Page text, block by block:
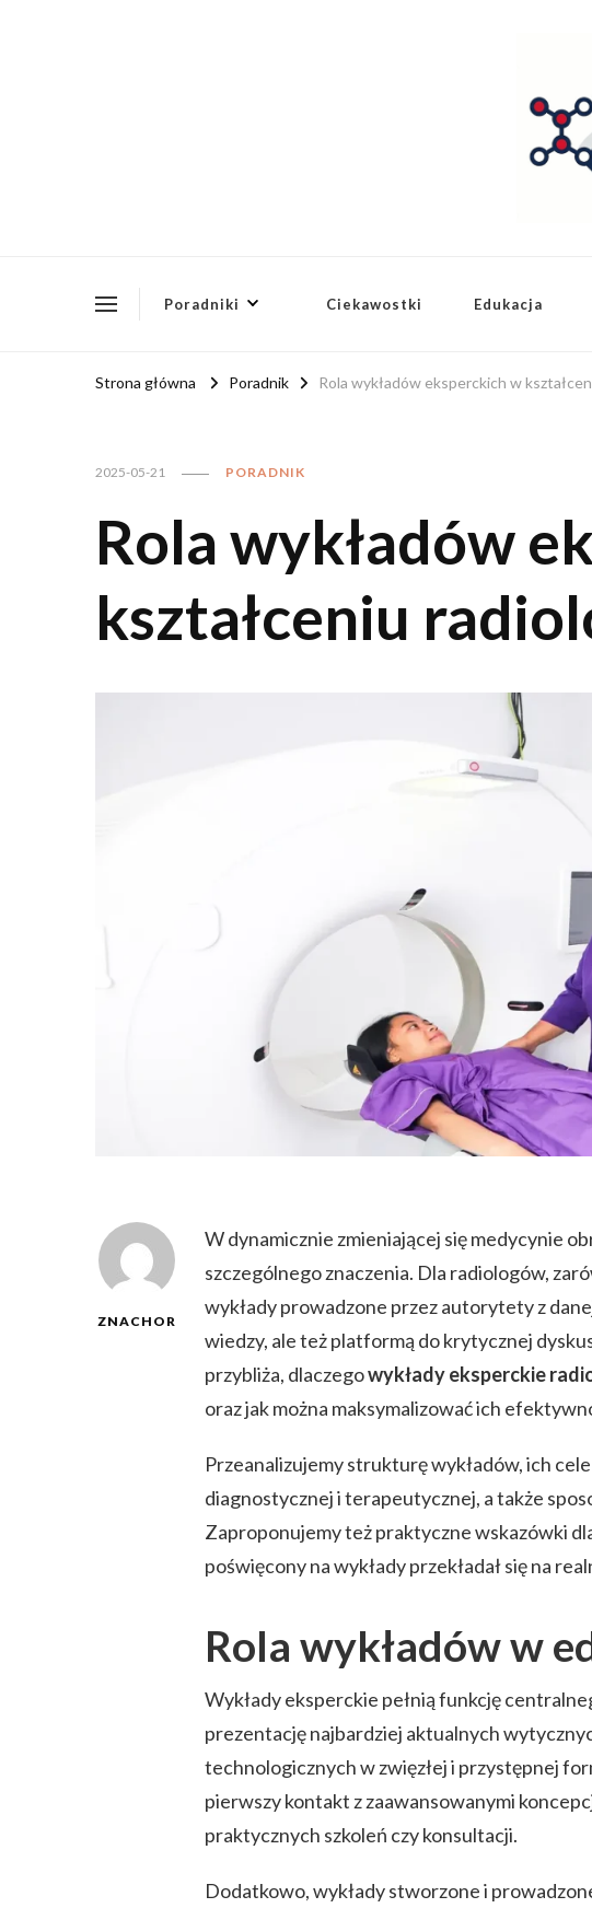
Poradniki Ciekawostki Edukacja
Strona główna Poradnik Rola wykładów eksperckich w
2025-05-21 PORADNIK
Rola wykładów
kształceniu
ZNACHOR
W dynamicznie zmieniającej się medycynie
szczególnego znaczenia. Dla radiologów,
wykłady prowadzone przez autorytety z
wiedzy, ale też platformą do krytycznej
przybliża, dlaczegowykłady eksperckie
oraz jak można maksymalizować ich
Przeanalizujemy strukturę wykładów, ich
diagnostycznej i terapeutycznej, a także
Zaproponujemy też praktyczne wskazówki
poświęcony na wykłady przekładał się na
Rola wykładów w
Wykłady eksperckie pełnią funkcję
prezentację najbardziej aktualnych
technologicznych w zwięzłej i przystępnej
pierwszy kontakt z zaawansowanymi
praktycznych szkoleń czy konsultacji.
Dodatkowo, wykłady stworzone i